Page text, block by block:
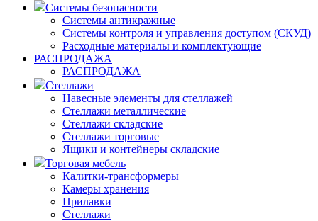
Системы безопасности
Системы антикражные
Системы контроля и управления доступом (СКУД)
Расходные материалы и комплектующие
РАСПРОДАЖА
РАСПРОДАЖА
Стеллажи
Навесные элементы для стеллажей
Стеллажи металлические
Стеллажи складские
Стеллажи торговые
Ящики и контейнеры складские
Торговая мебель
Калитки-трансформеры
Камеры хранения
Прилавки
Стеллажи